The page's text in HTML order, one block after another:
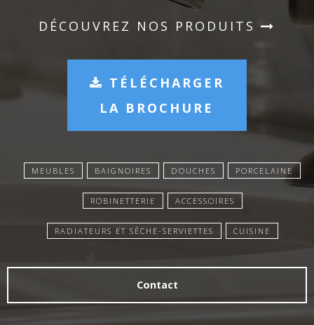
DÉCOUVREZ NOS PRODUITS
TÉLÉCHARGER
LA BROCHURE
MEUBLES BAIGNOIRES DOUCHES PORCELAINE
ROBINETTERIE ACCESSOIRES
RADIATEURS ET SÈCHE-SERVIETTES CUISINE
Contact